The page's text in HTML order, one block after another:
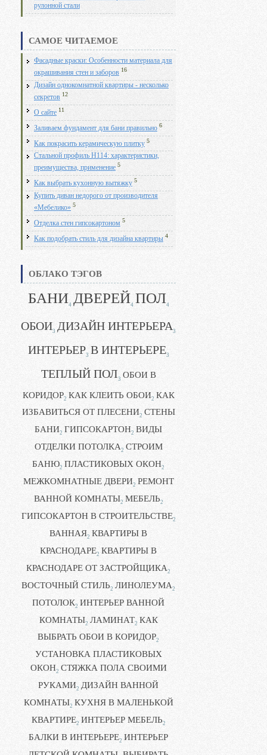
рулонной стали
САМОЕ ЧИТАЕМОЕ
Фасадные краски: Особенности материала для
окрашивания стен и заборов 16
Дизайн однокомнатной квартиры - несколько
секретов 12
О сайте 11
Заливаем фундамент для бани правильно 6
Как покрасить керамическую плитку 5
Стальной профиль Н114: характеристики,
преимущества, применение 5
Как выбрать кухонную вытяжку 5
Купить диван недорого от производителя
«Мебелико» 5
Отделка стен гипсокартоном 5
Как подобрать стиль для дизайна квартиры 4
ОБЛАКО ТЭГОВ
БАНИ4 ДВЕРЕЙ4 ПОЛ4
ОБОИ3 ДИЗАЙН ИНТЕРЬЕРА3
ИНТЕРЬЕР3 В ИНТЕРЬЕРЕ3
ТЕПЛЫЙ ПОЛ3 ОБОИ В
КОРИДОР2 КАК КЛЕИТЬ ОБОИ2 КАК
ИЗБАВИТЬСЯ ОТ ПЛЕСЕНИ2 СТЕНЫ
БАНИ2 ГИПСОКАРТОН2 ВИДЫ
ОТДЕЛКИ ПОТОЛКА2 СТРОИМ
БАНЮ2 ПЛАСТИКОВЫХ ОКОН2
МЕЖКОМНАТНЫЕ ДВЕРИ2 РЕМОНТ
ВАННОЙ КОМНАТЫ2 МЕБЕЛЬ2
ГИПСОКАРТОН В СТРОИТЕЛЬСТВЕ2
ВАННАЯ2 КВАРТИРЫ В
КРАСНОДАРЕ2 КВАРТИРЫ В
КРАСНОДАРЕ ОТ ЗАСТРОЙЩИКА2
ВОСТОЧНЫЙ СТИЛЬ2 ЛИНОЛЕУМА2
ПОТОЛОК2 ИНТЕРЬЕР ВАННОЙ
КОМНАТЫ2 ЛАМИНАТ2 КАК
ВЫБРАТЬ ОБОИ В КОРИДОР2
УСТАНОВКА ПЛАСТИКОВЫХ
ОКОН2 СТЯЖКА ПОЛА СВОИМИ
РУКАМИ2 ДИЗАЙН ВАННОЙ
КОМНАТЫ2 КУХНЯ В МАЛЕНЬКОЙ
КВАРТИРЕ2 ИНТЕРЬЕР МЕБЕЛЬ2
БАЛКИ В ИНТЕРЬЕРЕ2 ИНТЕРЬЕР